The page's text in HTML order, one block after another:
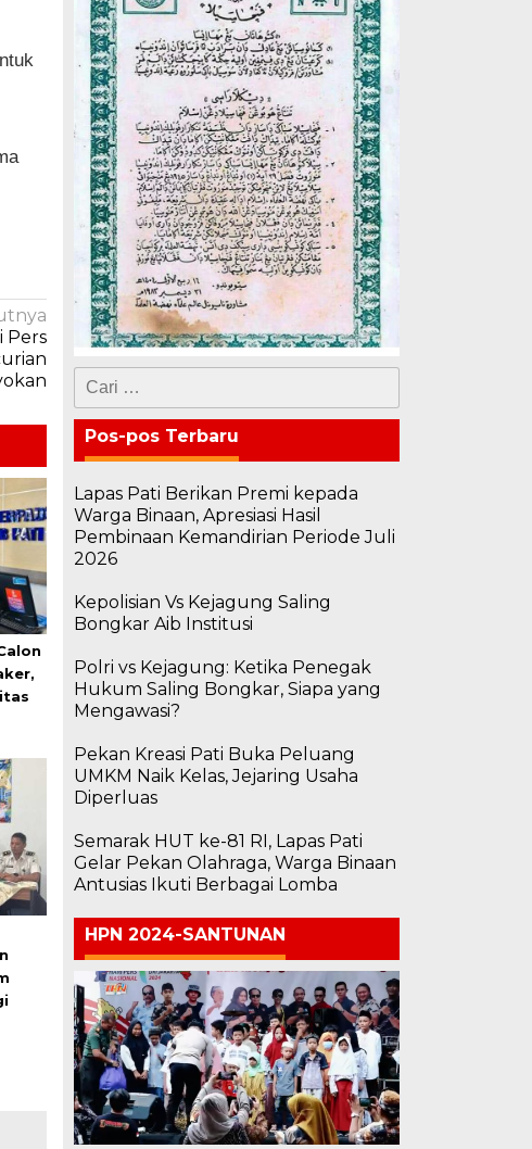
Pers
Cari
untuk:
Pos-pos Terbaru
Lapas Pati Berikan Premi kepada
Warga Binaan, Apresiasi Hasil
Pembinaan Kemandirian Periode Juli
2026
Kepolisian Vs Kejagung Saling
Bongkar Aib Institusi
Polri vs Kejagung: Ketika Penegak
Hukum Saling Bongkar, Siapa yang
Mengawasi?
Pekan Kreasi Pati Buka Peluang
UMKM Naik Kelas, Jejaring Usaha
Diperluas
Semarak HUT ke-81 RI, Lapas Pati
Gelar Pekan Olahraga, Warga Binaan
Antusias Ikuti Berbagai Lomba
HPN 2024-SANTUNAN